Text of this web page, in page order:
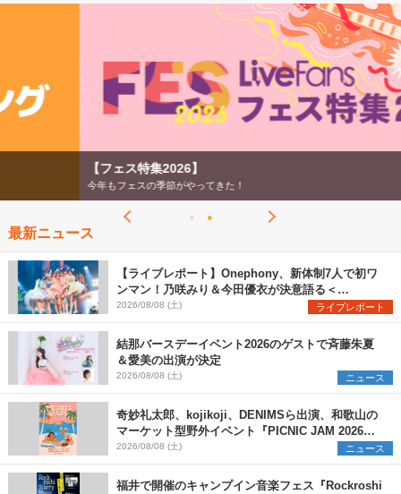
2026
【ライブ動員ランキング】2026年上半期編発表！
【フェス特集2026】
今年もフェスの季節がやってきた！
最新ニュース
【ライブレポート】Onephony、新体制7人で初ワ
ンマン！乃咲みり＆今田優衣が決意語る＜
Onephony新体制1st Oneman Live はじまりの夏
＞
2026/08/08 (土) ライブレポート
結那バースデーイベント2026のゲストで斉藤朱夏
＆愛美の出演が決定
2026/08/08 (土) ニュース
奇妙礼太郎、kojikoji、DENIMSら出演、和歌山の
マーケット型野外イベント『PICNIC JAM 2026』
早割チケット発売開始
2026/08/08 (土) ニュース
福井で開催のキャンプイン音楽フェス『Rockroshi